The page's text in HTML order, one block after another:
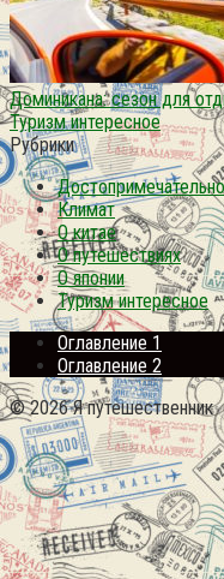
Доминикана: сезон для
Туризм интересное
Рубрики
Климат
О китае
О путешествиях
О японии
Туризм интересное
Оглавление 1
Оглавление 2
© 2026 Я путешественник